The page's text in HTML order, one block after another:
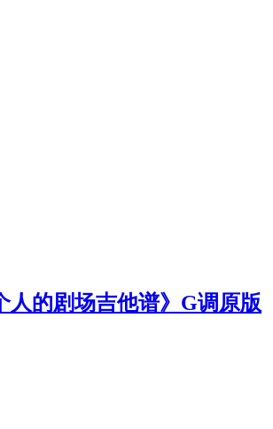
人的剧场吉他谱》G调原版